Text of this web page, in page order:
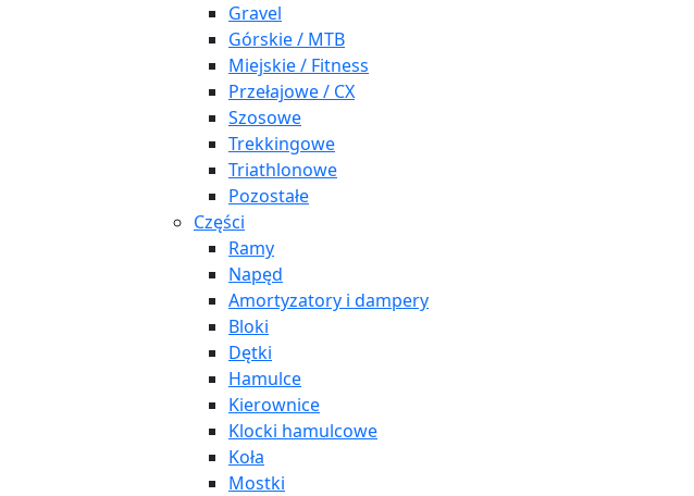
Gravel
Górskie / MTB
Miejskie / Fitness
Przełajowe / CX
Szosowe
Trekkingowe
Triathlonowe
Pozostałe
Części
Ramy
Napęd
Amortyzatory i dampery
Bloki
Dętki
Hamulce
Kierownice
Klocki hamulcowe
Koła
Mostki